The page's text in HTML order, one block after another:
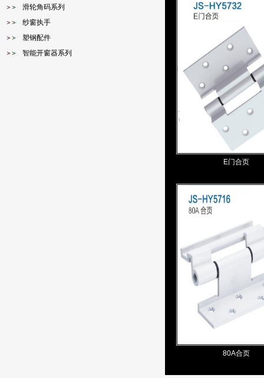
滑轮角码系列
纱窗执手
塑钢配件
智能开窗器系列
E门合页
80A合页